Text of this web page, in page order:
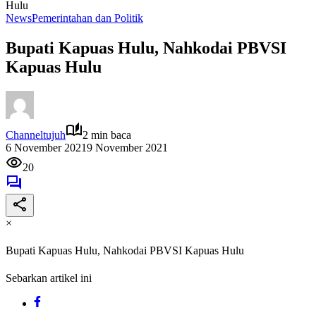
Hulu
NewsPemerintahan dan Politik
Bupati Kapuas Hulu, Nahkodai PBVSI
Kapuas Hulu
Channeltujuh
2 min baca
6 November 20219 November 2021
20
×
Bupati Kapuas Hulu, Nahkodai PBVSI Kapuas Hulu
Sebarkan artikel ini